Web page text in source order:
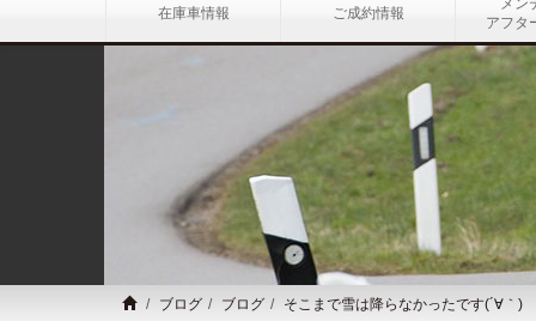
在庫車情報 ご成約情報
アフタ
ブログ ブログ そこまで雪は降らなかったです(´∀｀)